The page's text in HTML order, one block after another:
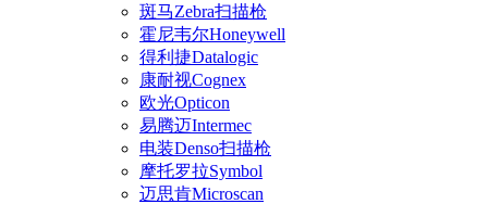
斑马Zebra扫描枪
霍尼韦尔Honeywell
得利捷Datalogic
康耐视Cognex
欧光Opticon
易腾迈Intermec
电装Denso扫描枪
摩托罗拉Symbol
迈思肯Microscan